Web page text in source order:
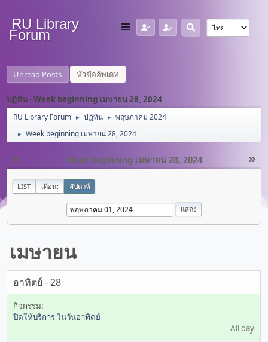
RU Library
Forum
Unread Posts หัวข้ออัพเดท
ปฏิทิน - Week beginning เมษายน 28, 2024
RU Library Forum ► ปฏิทิน ► พฤษภาคม 2024
► Week beginning เมษายน 28, 2024
« »
Week beginning เมษายน 28, 2024
LIST เดือน: สัปดาห์
เมษายน
อาทิตย์ - 28
ปิดให้บริการ ในวันอาทิตย์
All day